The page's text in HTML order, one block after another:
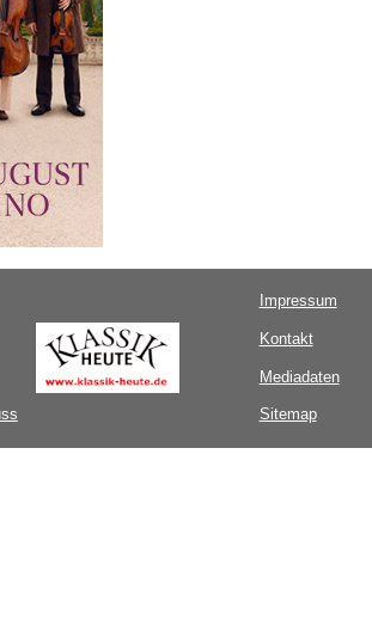
Impressum
Kontakt
Mediadaten
Sitemap